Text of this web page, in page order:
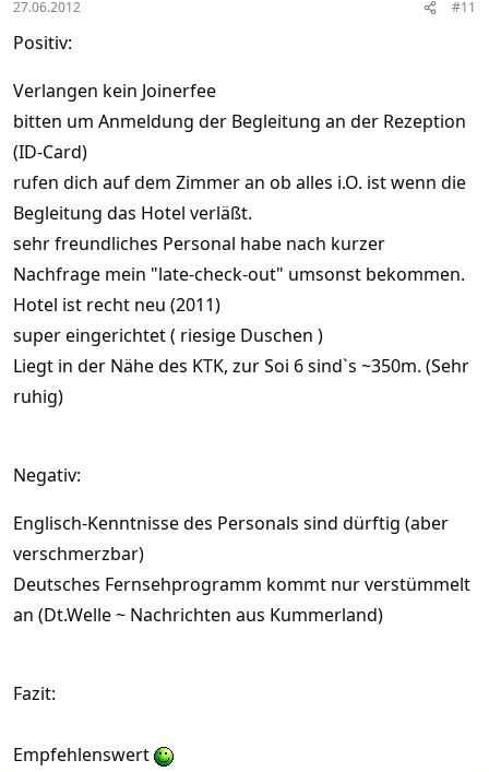
27.06.2012 #11
Positiv:
Verlangen kein Joinerfee
bitten um Anmeldung der Begleitung an der Rezeption
(ID-Card)
rufen dich auf dem Zimmer an ob alles i.O. ist wenn die
Begleitung das Hotel verläßt.
sehr freundliches Personal habe nach kurzer
Nachfrage mein "late-check-out" umsonst bekommen.
Hotel ist recht neu (2011)
super eingerichtet ( riesige Duschen )
Liegt in der Nähe des KTK, zur Soi 6 sind`s ~350m. (Sehr
ruhig)
Negativ:
Englisch-Kenntnisse des Personals sind dürftig (aber
verschmerzbar)
Deutsches Fernsehprogramm kommt nur verstümmelt
an (Dt.Welle ~ Nachrichten aus Kummerland)
Fazit:
Empfehlenswert